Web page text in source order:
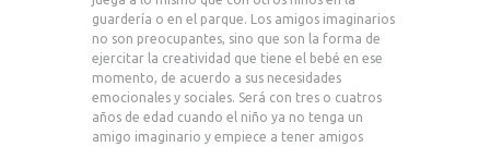
guardería o en el parque. Los amigos imaginarios
no son preocupantes, sino que son la forma de
ejercitar la creatividad que tiene el bebé en ese
momento, de acuerdo a sus necesidades
emocionales y sociales. Será con tres o cuatros
años de edad cuando el niño ya no tenga un
amigo imaginario y empiece a tener amigos